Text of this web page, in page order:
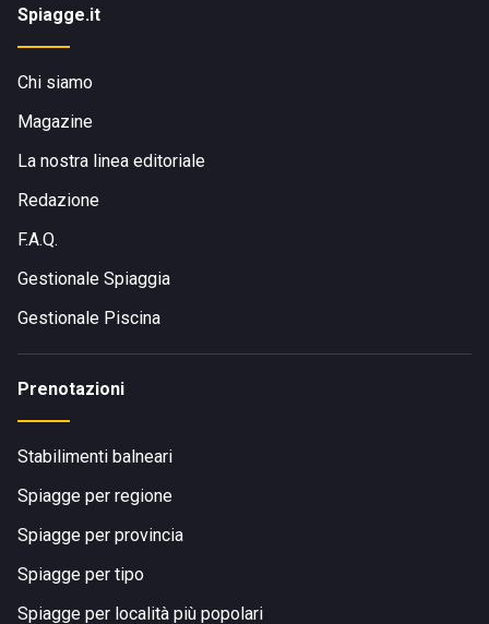
Spiagge.it
Chi siamo
Magazine
La nostra linea editoriale
Redazione
F.A.Q.
Gestionale Spiaggia
Gestionale Piscina
Prenotazioni
Stabilimenti balneari
Spiagge per regione
Spiagge per provincia
Spiagge per tipo
Spiagge per località più popolari